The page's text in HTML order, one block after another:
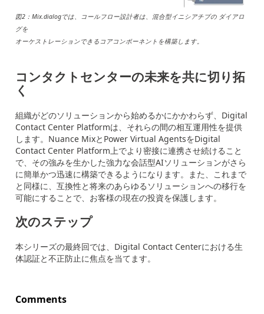
図2：Mix.dialogでは、コールフロー設計者は、混合型イニシアチブの ダイアロ
グを
オーケストレーションできるコアコンポーネントを構築します。
コンタクトセンターの未来を共に切り拓
く
組織がどのソリューションから始めるかにかかわらず、Digital
Contact Center Platformは、それらの間の相互運用性を提供
します。Nuance MixとPower Virtual AgentsをDigital
Contact Center Platform上でより密接に連携させ続けること
で、その強みを生かした強力な会話型AIソリューションがさら
に簡単かつ迅速に構築できるようになります。また、これまで
と同様に、互換性と将来のあらゆるソリューションへの移行を
可能にすることで、お客様の現在の投資を保護します。
次のステップ
本シリーズの最終回では、Digital Contact Centerにおける生
体認証と不正防止に焦点を当てます。
Comments